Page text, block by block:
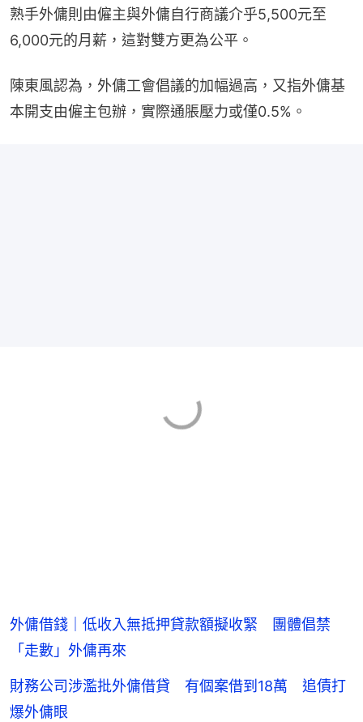
熟手外傭則由僱主與外傭自行商議介乎5,500元至
6,000元的月薪，這對雙方更為公平。
陳東風認為，外傭工會倡議的加幅過高，又指外傭基
本開支由僱主包辦，實際通脹壓力或僅0.5%。
外傭借錢｜低收入無抵押貸款額擬收緊 團體倡禁
「走數」外傭再來
財務公司涉濫批外傭借貸 有個案借到18萬 追債打
爆外傭眼